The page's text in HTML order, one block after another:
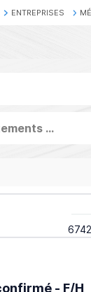
ENTREPRISES
...
- F/H